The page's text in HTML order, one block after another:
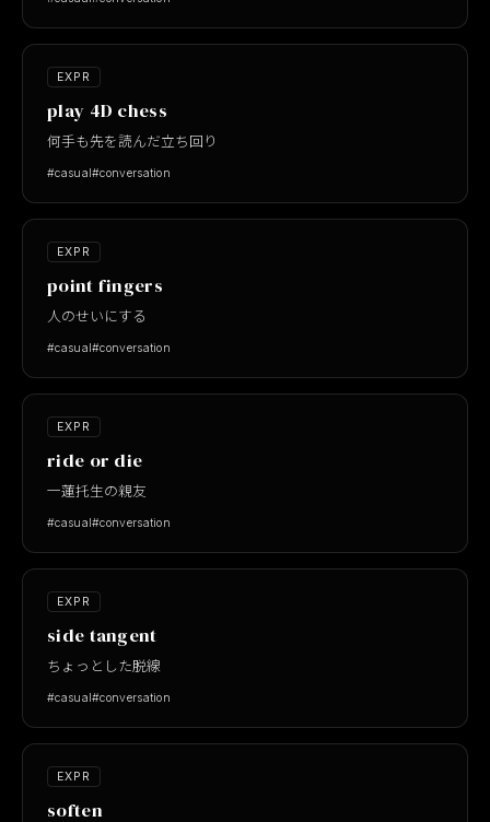
EXPR
play 4D chess
何手も先を読んだ立ち回り
#casual#conversation
EXPR
point fingers
人のせいにする
#casual#conversation
EXPR
ride or die
一蓮托生の親友
#casual#conversation
EXPR
side tangent
ちょっとした脱線
#casual#conversation
EXPR
soften